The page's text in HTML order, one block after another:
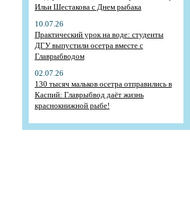
Ильи Шестакова с Днем рыбака
10.07.26
Практический урок на воде: студенты
ДГУ выпустили осетра вместе с
Главрыбводом
02.07.26
130 тысяч мальков осетра отправились в
Каспий: Главрыбвод даёт жизнь
краснокнижной рыбе!